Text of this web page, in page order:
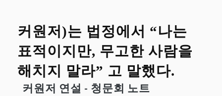
커원저)는 법정에서 “나는
표적이지만, 무고한 사람을
해치지 말라” 고 말했다.
커원저 연설 - 청문회 노트